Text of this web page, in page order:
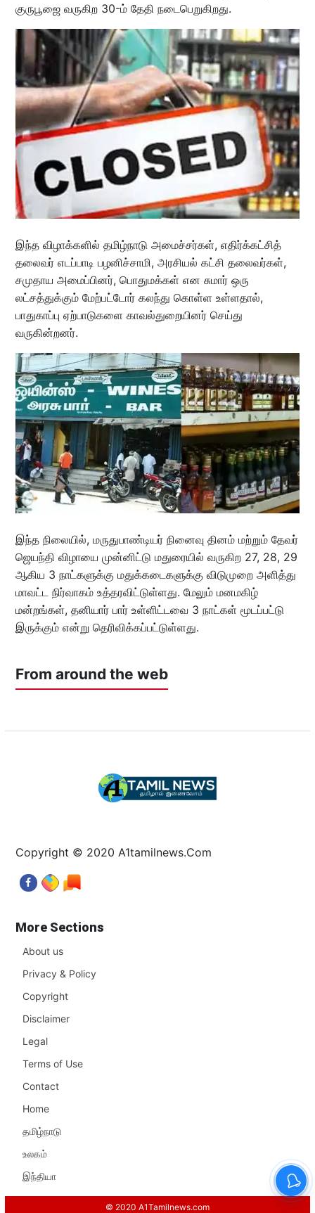
குருபூஜை வருகிற 30-ம் தேதி நடைபெறுகிறது.
இந்த விழாக்களில் தமிழ்நாடு அமைச்சர்கள், எதிர்க்கட்சித்
தலைவர் எடப்பாடி பழனிச்சாமி, அரசியல் கட்சி தலைவர்கள்,
சமுதாய அமைப்பினர், பொதுமக்கள் என சுமார் ஒரு
லட்சத்துக்கும் மேற்பட்டோர் கலந்து கொள்ள உள்ளதால்,
பாதுகாப்பு ஏற்பாடுகளை காவல்துறையினர் செய்து
வருகின்றனர்.
இந்த நிலையில், மருதுபாண்டியர் நினைவு தினம் மற்றும் தேவர்
ஜெயந்தி விழாயை முன்னிட்டு மதுரையில் வருகிற 27, 28, 29
ஆகிய 3 நாட்களுக்கு மதுக்கடைகளுக்கு விடுமுறை அளித்து
மாவட்ட நிர்வாகம் உத்தரவிட்டுள்ளது. மேலும் மனமகிழ்
மன்றங்கள், தனியார் பார் உள்ளிட்டவை 3 நாட்கள் மூடப்பட்டு
இருக்கும் என்று தெரிவிக்கப்பட்டுள்ளது.
From around the web
Copyright © 2020 A1tamilnews.Com
More Sections
About us
Privacy & Policy
Copyright
Disclaimer
Legal
Terms of Use
Contact
Home
தமிழ்நாடு
உலகம்
இந்தியா
© 2020 A1Tamilnews.com